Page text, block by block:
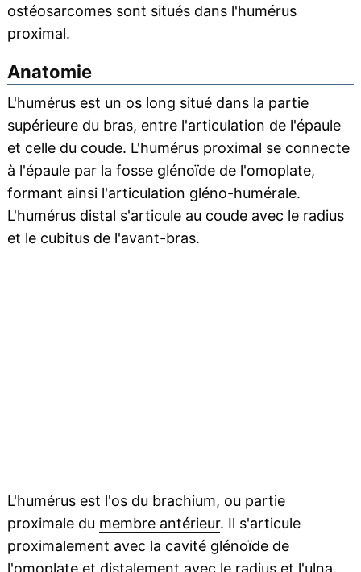
ostéosarcomes sont situés dans l'humérus
proximal.
Anatomie
L'humérus est un os long situé dans la partie
supérieure du bras, entre l'articulation de l'épaule
et celle du coude. L'humérus proximal se connecte
à l'épaule par la fosse glénoïde de l'omoplate,
formant ainsi l'articulation gléno-humérale.
L'humérus distal s'articule au coude avec le radius
et le cubitus de l'avant-bras.
L'humérus est l'os du brachium, ou partie
proximale du membre antérieur. Il s'articule
proximalement avec la cavité glénoïde de
l'omoplate et distalement avec le radius et l'ulna